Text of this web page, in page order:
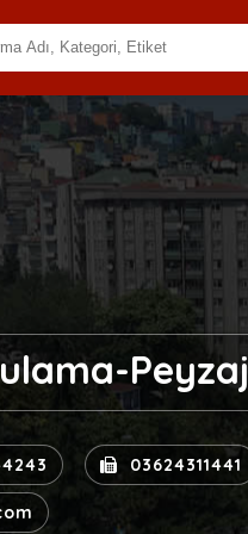
03624311441